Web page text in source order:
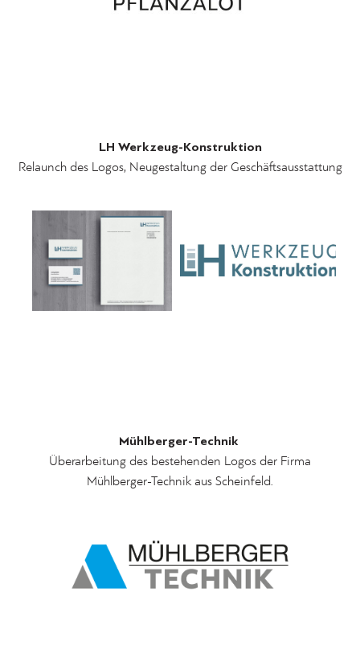
LH Werkzeug-Konstruktion
Relaunch des Logos, Neugestaltung der Geschäftsausstattung
Mühlberger-Technik
Überarbeitung des bestehenden Logos der Firma
Mühlberger-Technik aus Scheinfeld.